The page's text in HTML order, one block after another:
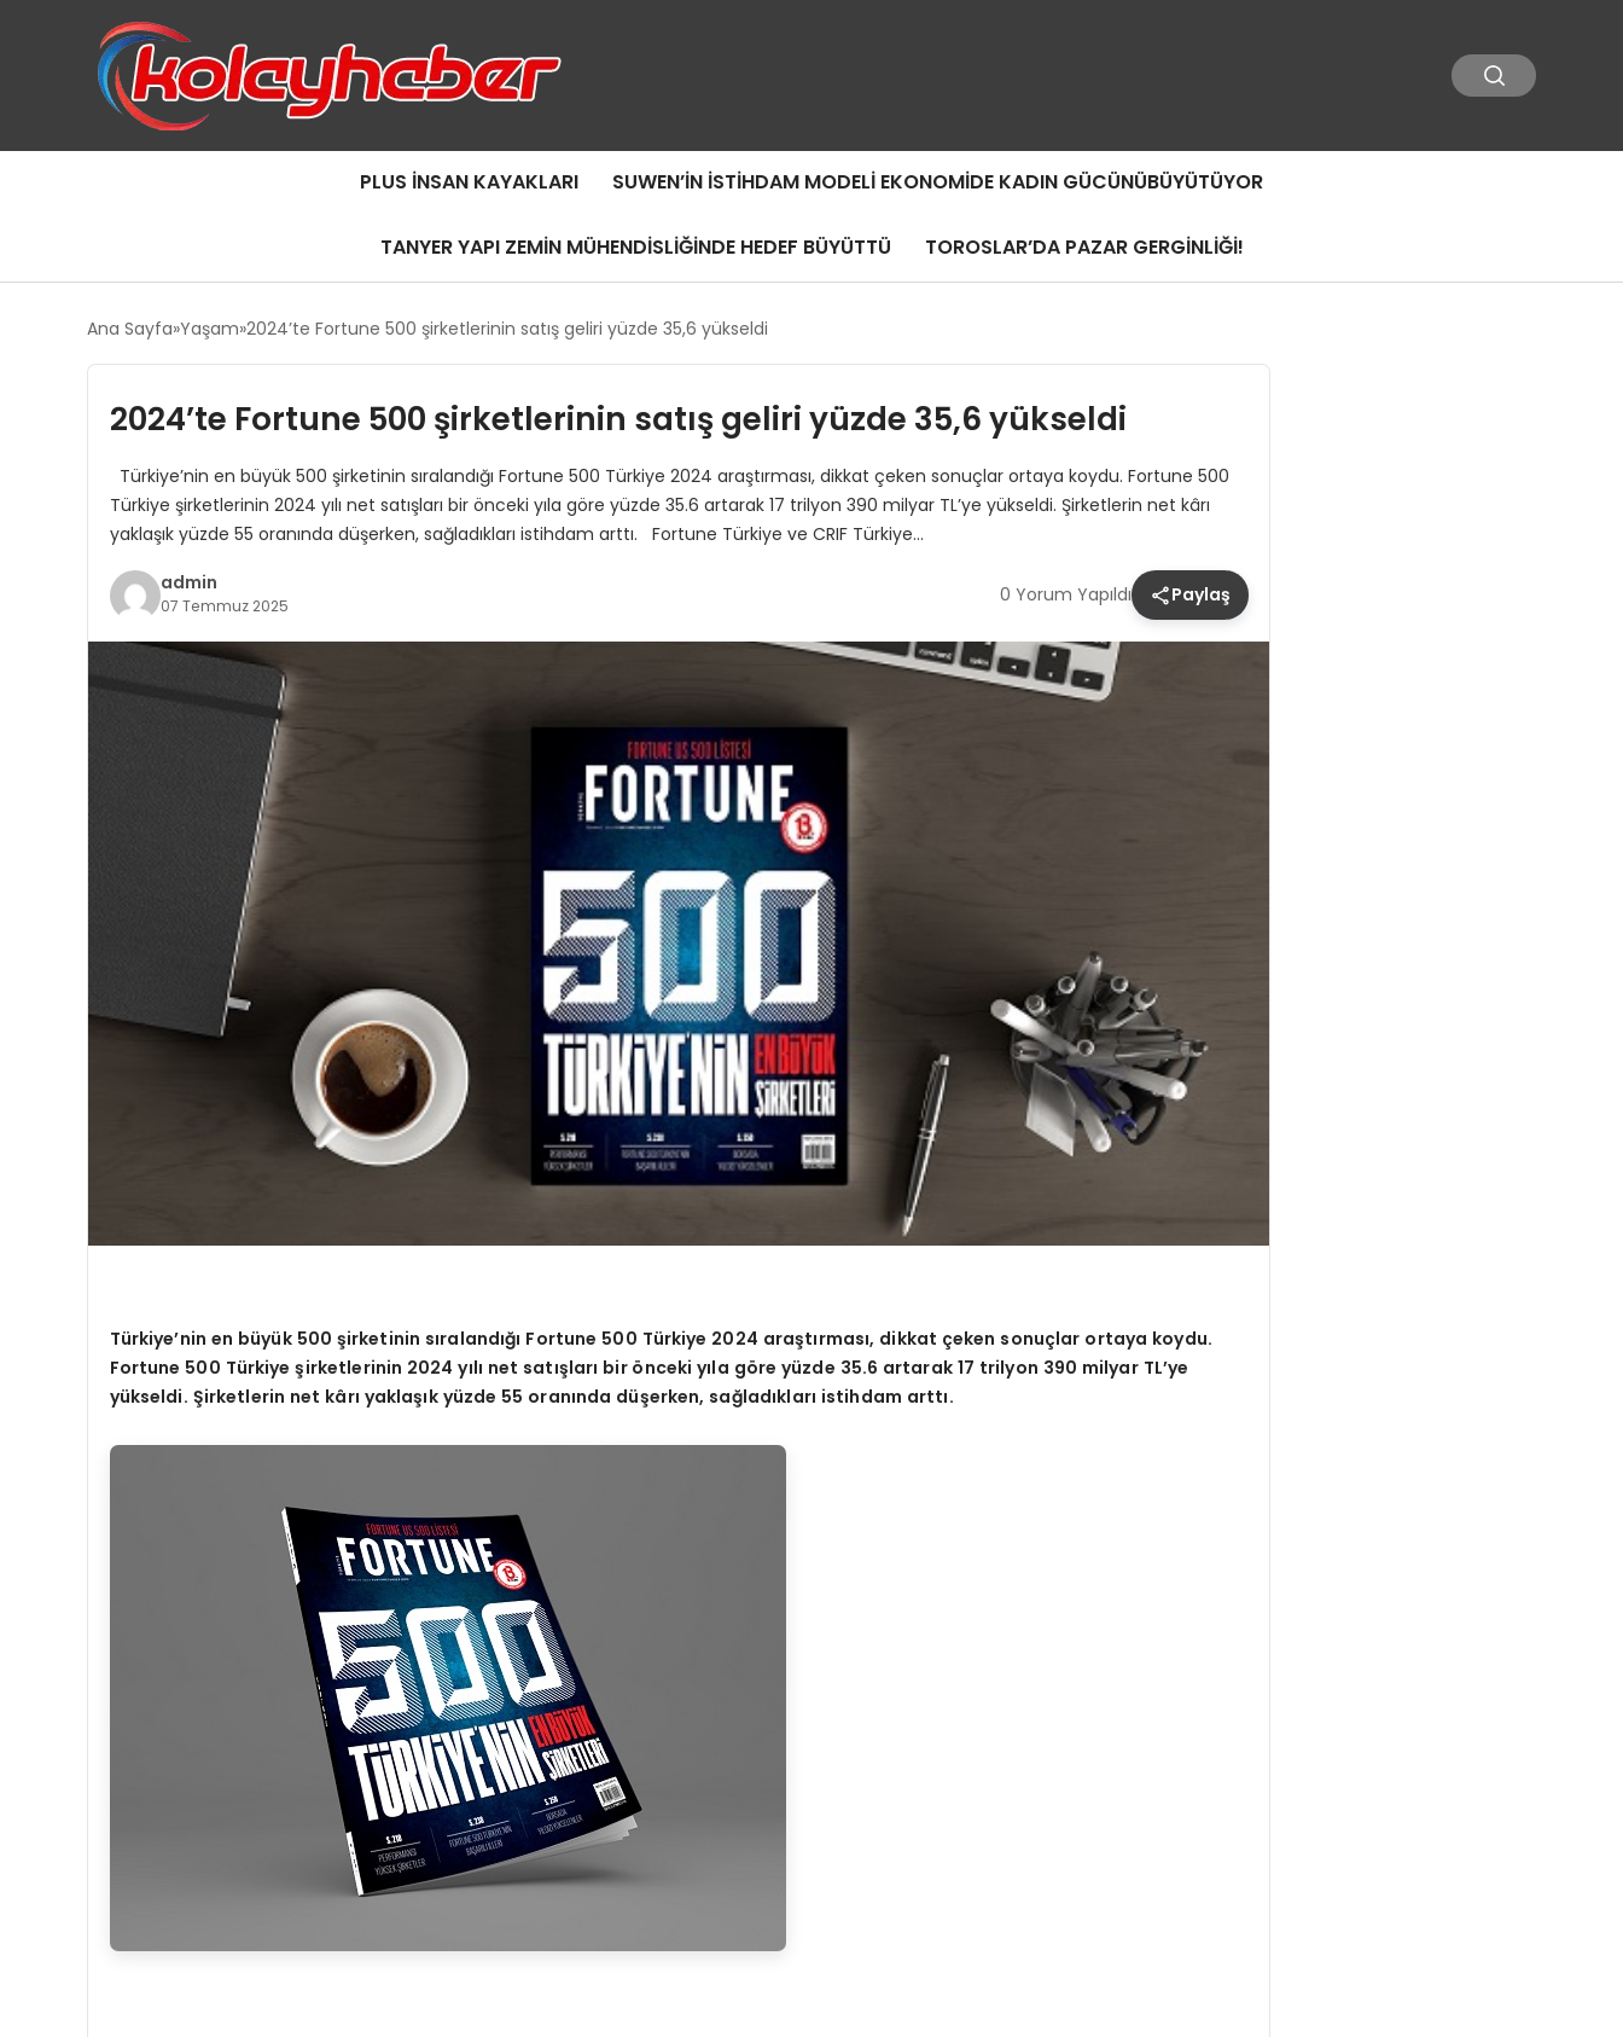
PLUS İNSAN KAYAKLARI SUWEN’IN İSTIHDAM MODELI EKONOMIDE KADIN GÜCÜNÜBÜYÜTÜYOR
TANYER YAPI ZEMIN MÜHENDISLIĞINDE HEDEF BÜYÜTTÜ TOROSLAR’DA PAZAR GERGİNLİĞİ!
Ana Sayfa Yaşam 2024’te Fortune 500 şirketlerinin satış geliri yüzde 35,6 yükseldi
2024’te Fortune 500 şirketlerinin satış geliri yüzde 35,6 yükseldi
Türkiye’nin en büyük 500 şirketinin sıralandığı Fortune 500 Türkiye 2024 araştırması, dikkat çeken sonuçlar ortaya koydu. Fortune 500
Türkiye şirketlerinin 2024 yılı net satışları bir önceki yıla göre yüzde 35.6 artarak 17 trilyon 390 milyar TL’ye yükseldi. Şirketlerin net kârı
yaklaşık yüzde 55 oranında düşerken, sağladıkları istihdam arttı. Fortune Türkiye ve CRIF Türkiye…
admin
07 Temmuz 2025 0 Yorum Yapıldı Paylaş
Türkiye’nin en büyük 500 şirketinin sıralandığı Fortune 500 Türkiye 2024 araştırması, dikkat çeken sonuçlar ortaya koydu.
Fortune 500 Türkiye şirketlerinin 2024 yılı net satışları bir önceki yıla göre yüzde 35.6 artarak 17 trilyon 390 milyar TL’ye
yükseldi. Şirketlerin net kârı yaklaşık yüzde 55 oranında düşerken, sağladıkları istihdam arttı.